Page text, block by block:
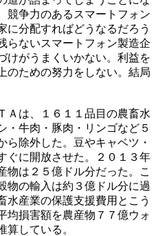
競争力のあるスマートフォン
に分配すればどうなるだろう
らないスマートフォン製造企
けがうまくいかない。利益を
のための努力をしない。結局
Ａは、１６１１品目の農畜水
・牛肉・豚肉・リンゴなど５
ら除外した。豆やキャベツ・
ぐに開放させた。２０１３年
物は２５億ドル分だった。こ
物の輸入は約３億ドル分に過
水産業の保護支援費用とこう
均損害額を農産物７７億ウォ
算している。